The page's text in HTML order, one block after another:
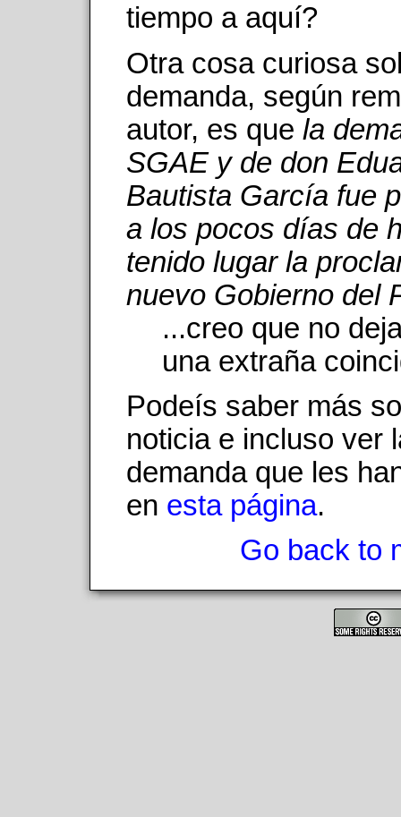
tiempo a aquí?
Otra cosa curiosa
demanda, según
autor, es que la
SGAE y de don
Bautista García fue
a los pocos días de
tenido lugar la
nuevo Gobierno del
...creo que no
una extraña
Podeís saber más
noticia e incluso ver
demanda que les
en esta página.
Go back to